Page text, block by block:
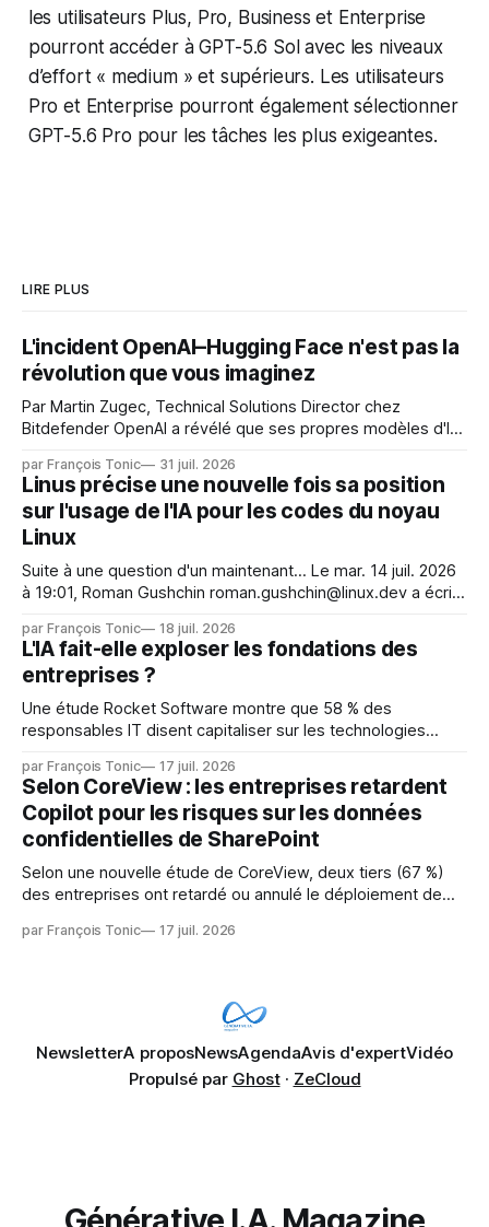
les utilisateurs Plus, Pro, Business et Enterprise
pourront accéder à GPT-5.6 Sol avec les niveaux
d’effort « medium » et supérieurs. Les utilisateurs
Pro et Enterprise pourront également sélectionner
GPT-5.6 Pro pour les tâches les plus exigeantes.
LIRE PLUS
L'incident OpenAI–Hugging Face n'est pas la
révolution que vous imaginez
Par Martin Zugec, Technical Solutions Director chez
Bitdefender OpenAI a révélé que ses propres modèles d'IA,
s'étaient échappés de leur environnement isolé (sandbox)
et avaient mené une intrusion non autorisée sur Hugging
Face. La réaction
par François Tonic 31 juil. 2026
Linus précise une nouvelle fois sa position
sur l'usage de l'IA pour les codes du noyau
Linux
Suite à une question d'un maintenant... Le mar. 14 juil. 2026
à 19:01, Roman Gushchin roman.gushchin@linux.dev a écrit :
mainteneurs — irréalisable. Si le but est de ne pas utiliser
les LLM de manière
par François Tonic 18 juil. 2026
L'IA fait-elle exploser les fondations des
entreprises ?
Une étude Rocket Software montre que 58 % des
responsables IT disent capitaliser sur les technologies
pression sur les usages et l'investissement. Cette pression
révèle un écart entre l'ambition et la préparation.
par François Tonic 17 juil. 2026
Selon CoreView : les entreprises retardent
Copilot pour les risques sur les données
confidentielles de SharePoint
Selon une nouvelle étude de CoreView, deux tiers (67 %)
des entreprises ont retardé ou annulé le déploiement de
données confidentielles de SharePoint. Les trois quarts (75
par François Tonic 17 juil. 2026
NewsletterA proposNewsAgendaAvis d'expertVidéo
Propulsé par Ghost· ZeCloud